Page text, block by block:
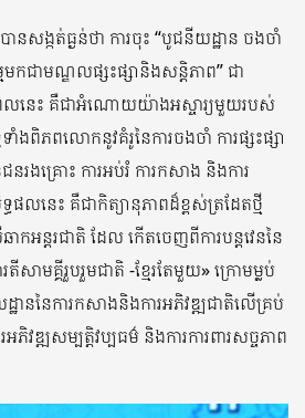
សង្កត់ធ្ងន់ថា ការចុះ “បូជនីយដ្ឋាន ចងចាំ
មកជាមណ្ឌលផ្សះផ្សានិងសន្តិភាព” ជា
នេះ គឺជាអំណោយយ៉ាងអស្ចារ្យមួយរបស់
ងពិភពលោកនូវគំរូនៃការចងចាំ ការផ្សះផ្សា
នរងគ្រោះ ការអប់រំ ការកសាង និងការ
ផលនេះ គឺជាកិត្យានុភាពដ៏ខ្ពស់ត្រដែតថ្មី
ន្តរជាតិ ដែល កើតចេញពីការបន្តវេននៃ
តីសាមគ្គីរួបរួមជាតិ -ខ្មែរតែមួយ» ក្រោមម្លប់
ាននៃការកសាងនិងការអភិវឌ្ឍជាតិលើគ្រប់
ភិវឌ្ឍសម្បត្តិវប្បធម៌ និងការការពារសច្ចភាព